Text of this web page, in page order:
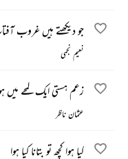
جو دیکھتے ہیں غروب
نعیم نجمی
زعم ہستی ایک لمحے میں
عثمان ناظر
کیا ہوا کچھ تو بتانا کیا ہوا